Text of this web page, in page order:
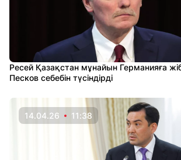
Ресей Қазақстан мұнайын Германияға
Песков себебін түсіндірді
14.04.26 11:38